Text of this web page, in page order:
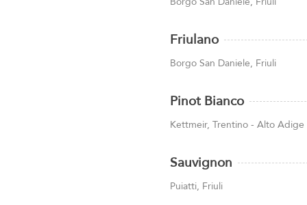
Friulano
Borgo San Daniele, Friuli
Pinot Bianco
Kettmeir, Trentino - Alto Adige
Sauvignon
Puiatti, Friuli